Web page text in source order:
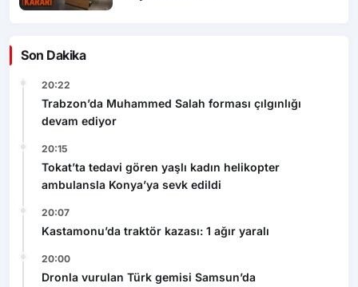
Son Dakika
20:22
Trabzon’da Muhammed Salah forması çılgınlığı
devam ediyor
20:15
Tokat’ta tedavi gören yaşlı kadın helikopter
ambulansla Konya’ya sevk edildi
20:07
Kastamonu’da traktör kazası: 1 ağır yaralı
20:00
Dronla vurulan Türk gemisi Samsun’da